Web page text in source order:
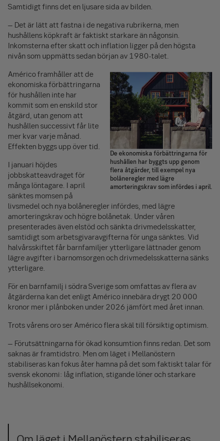
Samtidigt finns det en ljusare sida av bilden.
– Det är lätt att fastna i de negativa rubrikerna, men
hushållens köpkraft är faktiskt starkare än någonsin.
Inkomsterna efter skatt och inflation ligger på den högsta
nivån som uppmätts sedan början av 1980-talet.
De ekonomiska förbättringarna för
hushållen har byggts upp genom
flera åtgärder, till exempel nya
bolåneregler med lägre
amorteringskrav som infördes i april.
Américo framhåller att de
ekonomiska förbättringarna
för hushållen inte har
kommit som en enskild stor
åtgärd, utan genom att
hushållen successivt får lite
mer kvar varje månad.
Effekten byggs upp över tid.
I januari höjdes
jobbskatteavdraget för
många löntagare. I april
sänktes momsen på
livsmedel och nya bolåneregler infördes, med lägre
amorteringskrav och högre bolånetak. Under våren
presenterades även elstöd och sänkta drivmedelsskatter,
samtidigt som arbetsgivaravgifterna för unga sänktes. Vid
halvårsskiftet får barnfamiljer ytterligare lättnader genom
lägre avgifter i barnomsorgen och drivmedelsskatterna sänks
ytterligare.
För en barnfamilj i södra Sverige som omfattas av flera av
åtgärderna kan det enligt Américo innebära drygt 20 000
kronor mer i plånboken under 2026 jämfört med året innan.
Trots vårens oro ser Américo flera skäl till försiktig optimism.
– Förutsättningarna för ökad konsumtion finns redan. Det som
saknas är framtidstro. Men om läget i Mellanöstern
stabiliseras kan fokus åter hamna på det som faktiskt talar för
svensk ekonomi: låg inflation, stigande löner och starkare
hushållsekonomi.